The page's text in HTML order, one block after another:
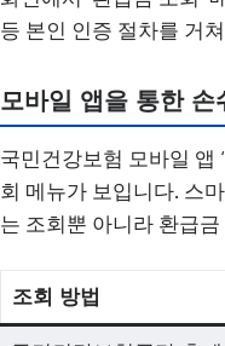
등 본인 인증 절차를 거
모바일 앱을 통한 손
국민건강보험 모바일 앱
회 메뉴가 보입니다. 스
는 조회뿐 아니라 환급
조회 방법